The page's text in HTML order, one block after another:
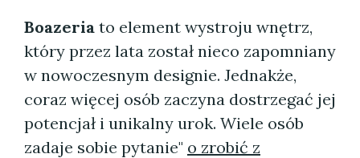
Boazeria to element wystroju wnętrz,
który przez lata został nieco zapomniany
w nowoczesnym designie. Jednakże,
coraz więcej osób zaczyna dostrzegać jej
potencjał i unikalny urok. Wiele osób
zadaje sobie pytanie" o zrobić z